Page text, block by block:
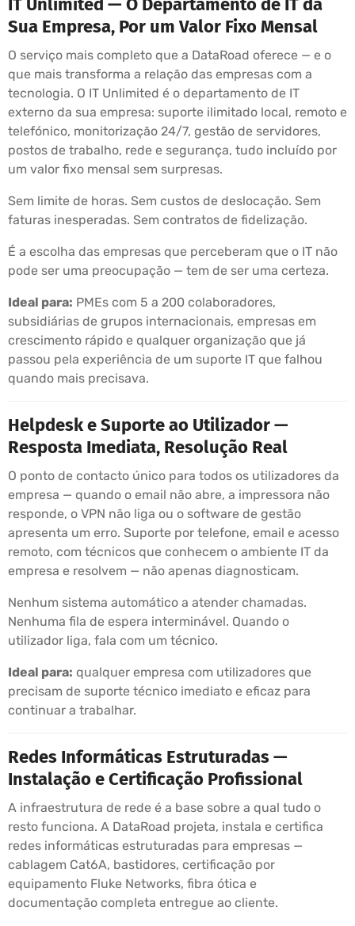
IT Unlimited — O Departamento de IT da
Sua Empresa, Por um Valor Fixo Mensal
O serviço mais completo que a DataRoad oferece — e o
que mais transforma a relação das empresas com a
tecnologia. O IT Unlimited é o departamento de IT
externo da sua empresa: suporte ilimitado local, remoto e
telefónico, monitorização 24/7, gestão de servidores,
postos de trabalho, rede e segurança, tudo incluído por
um valor fixo mensal sem surpresas.
Sem limite de horas. Sem custos de deslocação. Sem
faturas inesperadas. Sem contratos de fidelização.
É a escolha das empresas que perceberam que o IT não
pode ser uma preocupação — tem de ser uma certeza.
Ideal para: PMEs com 5 a 200 colaboradores,
subsidiárias de grupos internacionais, empresas em
crescimento rápido e qualquer organização que já
passou pela experiência de um suporte IT que falhou
quando mais precisava.
Helpdesk e Suporte ao Utilizador —
Resposta Imediata, Resolução Real
O ponto de contacto único para todos os utilizadores da
empresa — quando o email não abre, a impressora não
responde, o VPN não liga ou o software de gestão
apresenta um erro. Suporte por telefone, email e acesso
remoto, com técnicos que conhecem o ambiente IT da
empresa e resolvem — não apenas diagnosticam.
Nenhum sistema automático a atender chamadas.
Nenhuma fila de espera interminável. Quando o
utilizador liga, fala com um técnico.
Ideal para: qualquer empresa com utilizadores que
precisam de suporte técnico imediato e eficaz para
continuar a trabalhar.
Redes Informáticas Estruturadas —
Instalação e Certificação Profissional
A infraestrutura de rede é a base sobre a qual tudo o
resto funciona. A DataRoad projeta, instala e certifica
redes informáticas estruturadas para empresas —
cablagem Cat6A, bastidores, certificação por
equipamento Fluke Networks, fibra ótica e
documentação completa entregue ao cliente.